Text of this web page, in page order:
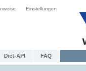
Einstellungen
Dict-API FAQ